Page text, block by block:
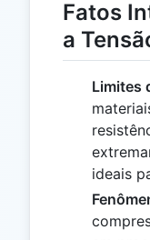
Fatos
a
Limites
ideais